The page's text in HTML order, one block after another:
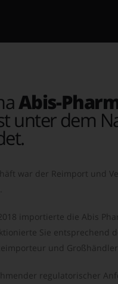
Abis-
unter dem
war der Reimport und
importierte die Abis
Sie entsprechend
und
regulatorischer